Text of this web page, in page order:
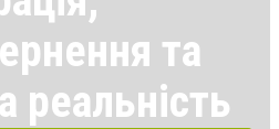
та
реальність